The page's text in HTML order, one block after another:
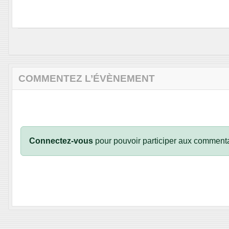
COMMENTEZ L’ÉVÈNEMENT
Connectez-vous pour pouvoir participer aux